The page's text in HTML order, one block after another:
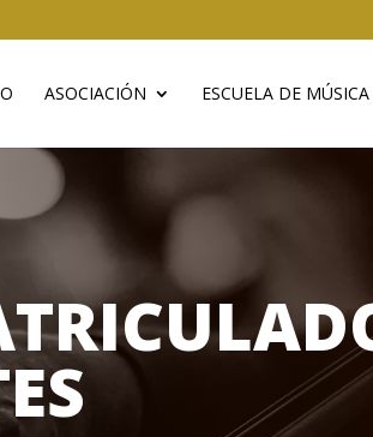
ASOCIACIÓN ESCUELA DE MÚSICA